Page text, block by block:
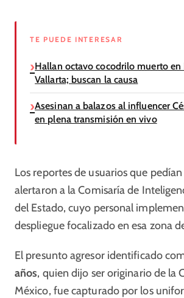
TE PUEDE INTERESAR
Hallan octavo cocodrilo muerto en
Vallarta; buscan la causa
Asesinan a balazos al influencer
en plena transmisión en vivo
Los reportes de usuarios que
alertaron a la Comisaría de
del Estado, cuyo personal
despliegue focalizado en esa zona
El presunto agresor identificado
años, quien dijo ser originario de la
México, fue capturado por los